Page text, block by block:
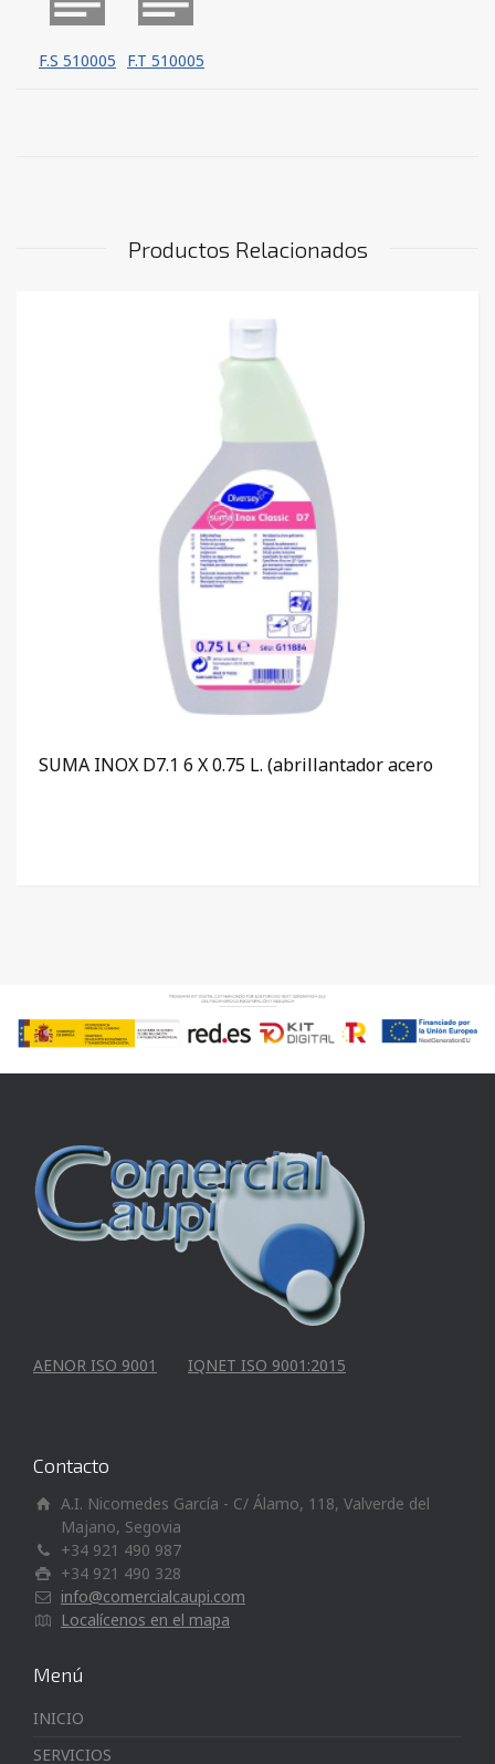
F.S 510005 F.T 510005
Productos Relacionados
SUMA INOX D7.1 6 X 0.75 L. (abrillantador acero
AENOR ISO 9001 IQNET ISO 9001:2015
Contacto
A.I. Nicomedes García - C/ Álamo, 118, Valverde del
Majano, Segovia
+34 921 490 987
+34 921 490 328
info@comercialcaupi.com
Localícenos en el mapa
Menú
INICIO
SERVICIOS